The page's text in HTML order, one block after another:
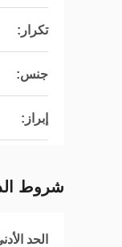
تكرار:
جنس:
إبراز:
شروط
الحد